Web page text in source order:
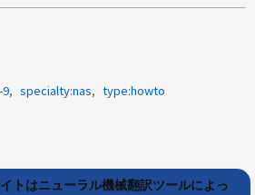
specialty:nas type:howto
トはニューラル機械翻訳ツールによっ